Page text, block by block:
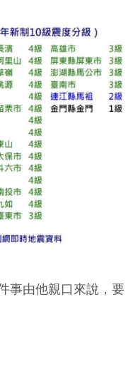
事由他親口來說，要